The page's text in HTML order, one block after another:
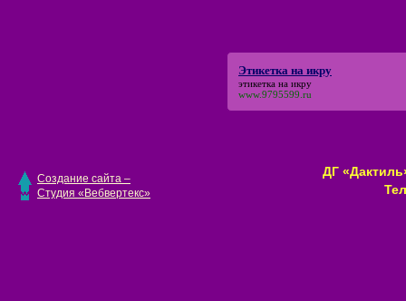
Этикетка на икру
этикетка на икру
www.9795599.ru
ДГ
Создание сайта –
Студия «Вебвертекс»